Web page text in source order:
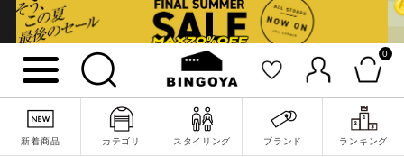
0
新着商品 カテゴリ スタイリング ブランド ランキング
詳細検索